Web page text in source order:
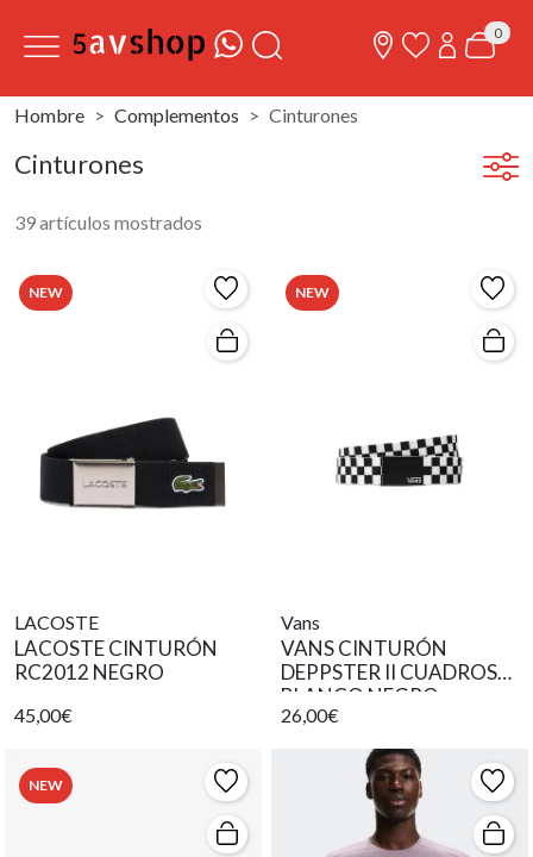
0
Hombre Complementos Cinturones
Cinturones
39 artículos mostrados
NEW
LACOSTE
LACOSTE CINTURÓN
RC2012 NEGRO
45,00€
NEW
Vans
VANS CINTURÓN
DEPPSTER II CUADROS
BLANCO NEGRO
26,00€
NEW